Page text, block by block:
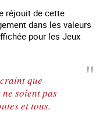
réjouit de cette
dans les valeurs
pour les Jeux
que
soient pas
et tous.